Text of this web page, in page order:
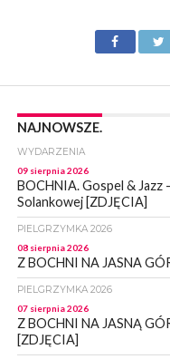
NAJNOWSZE.
WYDARZENIA
09 sierpnia 2026
BOCHNIA. Gospel & Jazz
Solankowej [ZDJĘCIA]
PIELGRZYMKA 2026
08 sierpnia 2026
Z BOCHNI NA JASNA
PIELGRZYMKA 2026
07 sierpnia 2026
Z BOCHNI NA JASNĄ
[ZDJĘCIA]